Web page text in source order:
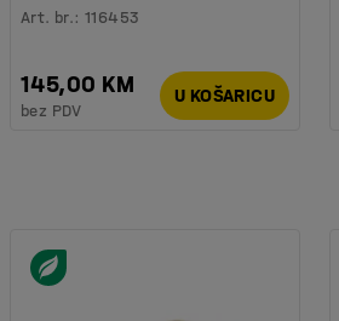
Art. br.:116453
145,00 KM
bez PDV
U KOŠARICU